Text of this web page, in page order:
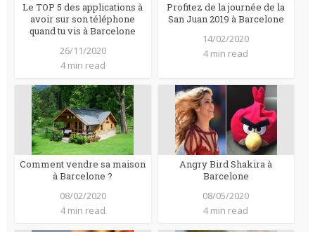
Le TOP 5 des applications à
avoir sur son téléphone
quand tu vis à Barcelone
26/11/2020
4 min read
Profitez de la journée de la
San Juan 2019 à Barcelone
14/02/2020
4 min read
Comment vendre sa maison
à Barcelone ?
08/02/2020
4 min read
Angry Bird Shakira à
Barcelone
08/05/2020
4 min read